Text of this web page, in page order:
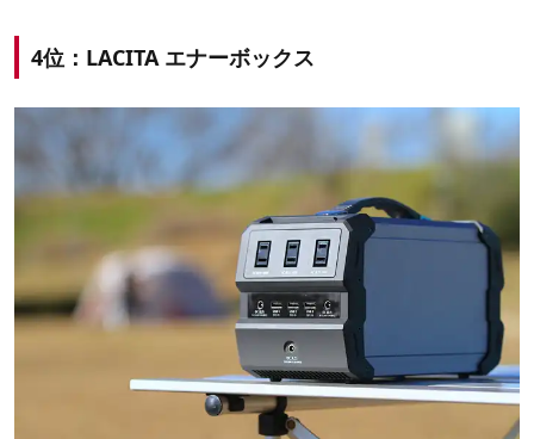
4位：LACITA エナーボックス